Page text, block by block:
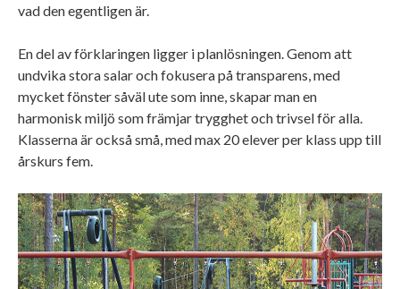
vad den egentligen är.
En del av förklaringen ligger i planlösningen. Genom att
undvika stora salar och fokusera på transparens, med
mycket fönster såväl ute som inne, skapar man en
harmonisk miljö som främjar trygghet och trivsel för alla.
Klasserna är också små, med max 20 elever per klass upp till
årskurs fem.